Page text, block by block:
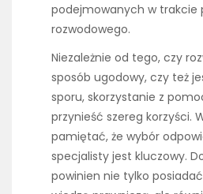
podejmowanych w trakcie
rozwodowego.
Niezależnie od tego, czy
sposób ugodowy, czy też
sporu, skorzystanie z
przynieść szereg korzyści.
pamiętać, że wybór
specjalisty jest kluczowy.
powinien nie tylko